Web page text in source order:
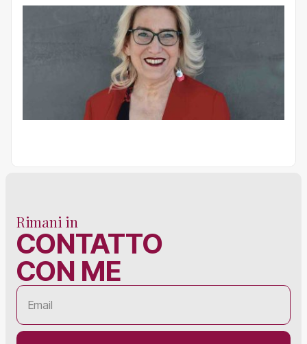
Rimani in
CONTATTO
CON ME